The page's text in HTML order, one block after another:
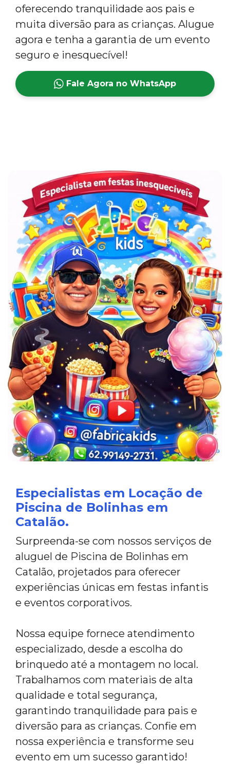
oferecendo tranquilidade aos pais e
muita diversão para as crianças. Alugue
agora e tenha a garantia de um evento
seguro e inesquecível!
Fale Agora no WhatsApp
Especialistas em Locação de
Piscina de Bolinhas em
Catalão.
Surpreenda-se com nossos serviços de
aluguel de Piscina de Bolinhas em
Catalão, projetados para oferecer
experiências únicas em festas infantis
e eventos corporativos.
Nossa equipe fornece atendimento
especializado, desde a escolha do
brinquedo até a montagem no local.
Trabalhamos com materiais de alta
qualidade e total segurança,
garantindo tranquilidade para pais e
diversão para as crianças. Confie em
nossa experiência e transforme seu
evento em um sucesso garantido!